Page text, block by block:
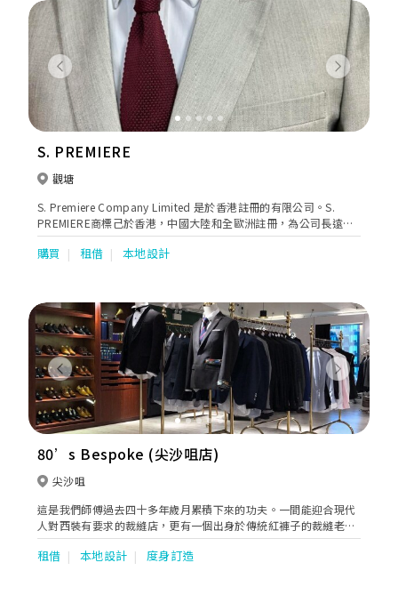
Previous Next
S. PREMIERE
觀塘
S. Premiere Company Limited 是於香港註冊的有限公司。S.
PREMIERE商標己於香港，中國大陸和全歐洲註冊，為公司長遠發
展和與歐洲時尚精品商店合作奠下堅實基石。我們是由一組專業的
商務顧問，資深裁縫師和時裝設計師成立。我們的目標是提供時尚
是質量、獨特和時尚的人，S. Premiere為你定製高級和舒適的襯衫
一定能讓您覺得物超所值！
購買 租借 本地設計
Previous Next
80’s Bespoke (尖沙咀店)
尖沙咀
這是我們師傅過去四十多年歲月累積下來的功夫。一間能迎合現代
人對西裝有要求的裁縫店，更有一個出身於傳統紅褲子的裁縫老師
傅坐鎮，希望能夠帶出我們對一套西裝的意念給各位客人。你只需
要挑選上乘的布料，告訴我們你的想法概念，最後媃合我們師傅根
租借 本地設計 度身訂造